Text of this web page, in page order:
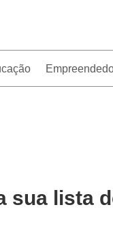
sua lista